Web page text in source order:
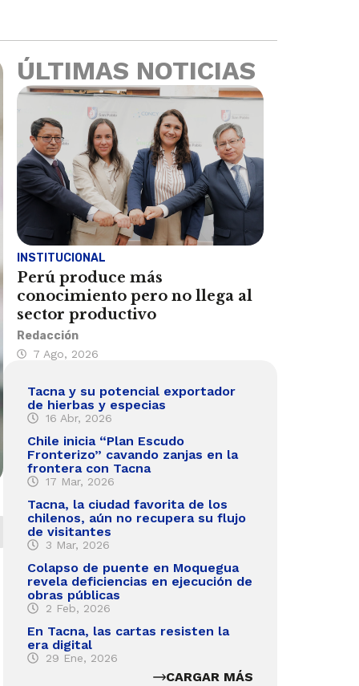
ÚLTIMAS NOTICIAS
INSTITUCIONAL
Perú produce más
conocimiento pero no llega al
sector productivo
Redacción
7 Ago, 2026
Tacna y su potencial exportador
de hierbas y especias
16 Abr, 2026
Chile inicia “Plan Escudo
Fronterizo” cavando zanjas en la
frontera con Tacna
17 Mar, 2026
Tacna, la ciudad favorita de los
chilenos, aún no recupera su flujo
de visitantes
3 Mar, 2026
Colapso de puente en Moquegua
revela deficiencias en ejecución de
obras públicas
2 Feb, 2026
En Tacna, las cartas resisten la
era digital
29 Ene, 2026
CARGAR MÁS